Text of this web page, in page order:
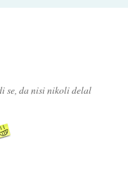
se, da nisi nikoli delal